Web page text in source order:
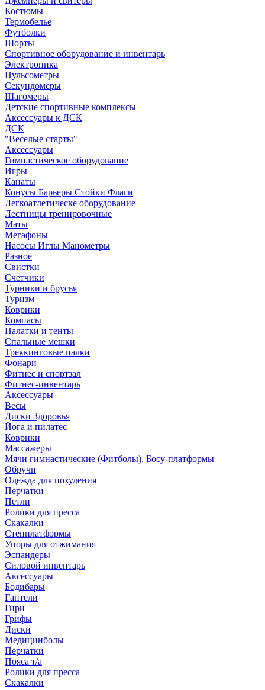
Костюмы
Термобелье
Футболки
Шорты
Спортивное оборудование и инвентарь
Электроника
Пульсометры
Секундомеры
Шагомеры
Детские спортивные комплексы
Аксессуары к ДСК
ДСК
"Веселые старты"
Аксессуары
Гимнастическое оборудование
Игры
Канаты
Конусы Барьеры Стойки Флаги
Легкоатлетическе оборудование
Лестницы тренировочные
Маты
Мегафоны
Насосы Иглы Манометры
Разное
Свистки
Счетчики
Турники и брусья
Туризм
Коврики
Компасы
Палатки и тенты
Спальные мешки
Треккинговые палки
Фонари
Фитнес и спортзал
Фитнес-инвентарь
Аксессуары
Весы
Диски Здоровья
Йога и пилатес
Коврики
Массажеры
Мячи гимнастические (Фитболы), Босу-платформы
Обручи
Одежда для похудения
Перчатки
Петли
Ролики для пресса
Скакалки
Степплатформы
Упоры для отжимания
Эспандеры
Силовой инвентарь
Аксессуары
Бодибары
Гантели
Гири
Грифы
Диски
Медицинболы
Перчатки
Пояса т/а
Ролики для пресса
Скакалки